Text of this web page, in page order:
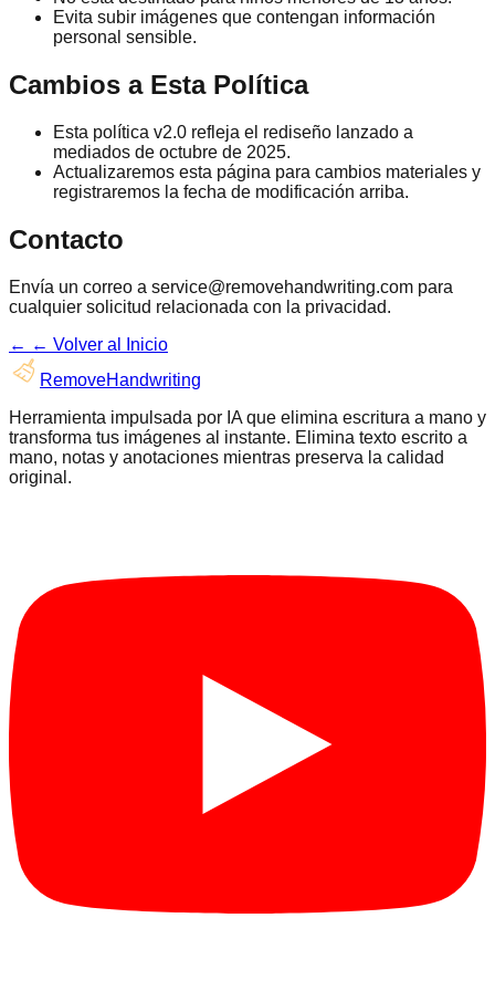
Evita subir imágenes que contengan información
personal sensible.
Cambios a Esta Política
Esta política v2.0 refleja el rediseño lanzado a
mediados de octubre de 2025.
Actualizaremos esta página para cambios materiales y
registraremos la fecha de modificación arriba.
Contacto
Envía un correo a service@removehandwriting.com para
cualquier solicitud relacionada con la privacidad.
← ← Volver al Inicio
RemoveHandwriting
Herramienta impulsada por IA que elimina escritura a mano y
transforma tus imágenes al instante. Elimina texto escrito a
mano, notas y anotaciones mientras preserva la calidad
original.